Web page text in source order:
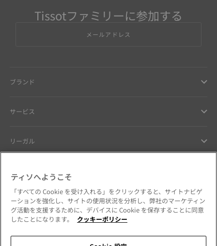
Tissotファミリーに参加する
メールアドレス
ブランド
サービス
リーガル
お客様へのお約束
ティソへようこそ
「すべての Cookie を受け入れる」をクリックすると、サイトナビゲ
ーションを強化し、サイトの使用状況を分析し、弊社のマーケティン
グ活動を支援するために、デバイスに Cookie を保存することに同意
したことになります。
クッキーポリシー